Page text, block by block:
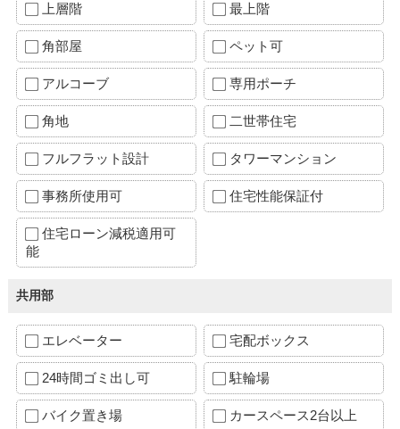
上層階 最上階
角部屋 ペット可
アルコーブ 専用ポーチ
角地 二世帯住宅
フルフラット設計 タワーマンション
事務所使用可 住宅性能保証付
住宅ローン減税適用可
能
共用部
エレベーター 宅配ボックス
24時間ゴミ出し可 駐輪場
バイク置き場 カースペース2台以上